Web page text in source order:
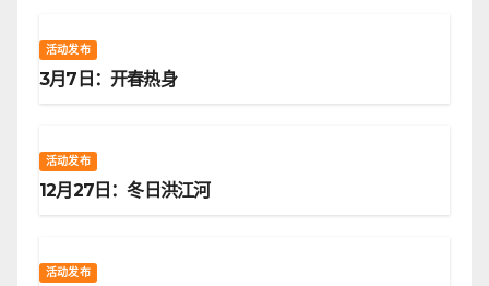
活动发布
3月7日：开春热身
活动发布
12月27日：冬日洪江河
活动发布